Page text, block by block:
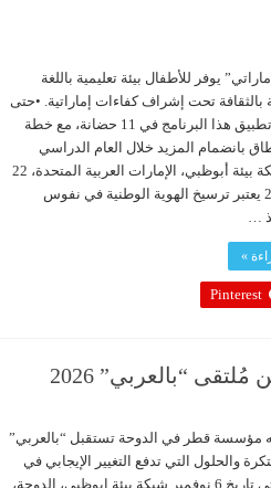
يوفر للأطفال بيئة تعليمية باللغة
بالثقافة تحت إشراف كفاءات إماراتية. •حتى
الآن، جرى تطبيق هذا البرنامج في 11 حضانة، مع خطة
بانضمام المزيد خلال العام الدراسي
الحالي. شبكة بيئة أبوظبي، الإمارات العربية المتحدة، 22
أكتوبر 2025 يعتبر ترسيخ الهوية الوطنية في نفوس
…
»
Pinterest
“بالعربي” 2026
مؤسسة قطر في الدوحة تستقبل “بالعربي”
والحلول التي تدفع التغيير الإيجابي في
المجتمع حتى تاريخ 6 نوفمبر شبكة بيئة ابوظبي، الدوحة،